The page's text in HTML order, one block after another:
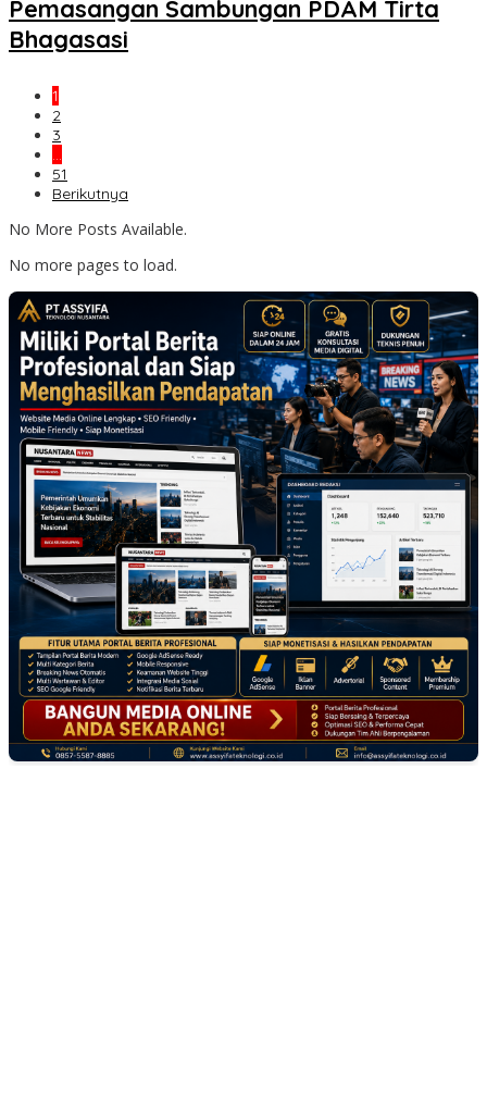
Pemasangan Sambungan PDAM Tirta
Bhagasasi
1
2
3
…
51
Berikutnya
No More Posts Available.
No more pages to load.